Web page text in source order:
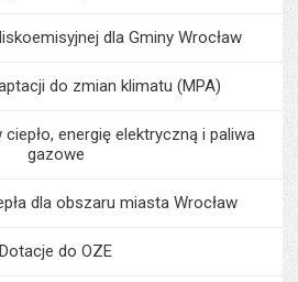
dla Gminy Wrocław
do zmian klimatu (MPA)
energię elektryczną i paliwa
gazowe
dla obszaru miasta Wrocław
Dotacje do OZE